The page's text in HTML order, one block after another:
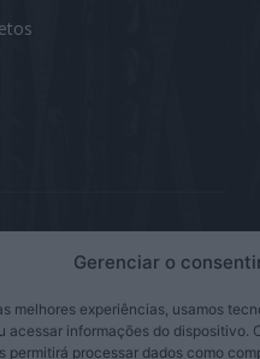
Gerenciar o
melhores experiências, usamos
acessar informações do dispositivo.
permitirá processar dados como